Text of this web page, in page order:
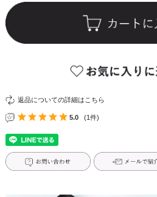
返品についての詳細はこちら
5.0 (1件)